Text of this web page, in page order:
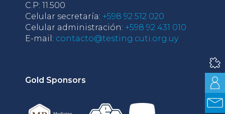
C.P: 11.500
Celular secretaría: +598 92 512 020
Celular administración: +598 92 431 010
E-mail: contacto@testing.cuti.org.uy
Gold Sponsors